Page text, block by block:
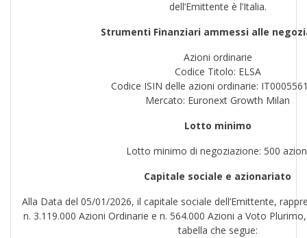
dell’Emittente è l’Italia.
Strumenti Finanziari ammessi alle
Azioni ordinarie
Codice Titolo: ELSA
Codice ISIN delle azioni ordinarie:
Mercato: Euronext Growth Milan
Lotto minimo
Lotto minimo di negoziazione: 500
Capitale sociale e azionariato
Alla Data del 05/01/2026, il capitale sociale dell’Emittente,
n. 3.119.000 Azioni Ordinarie e n. 564.000 Azioni a Voto
tabella che segue: